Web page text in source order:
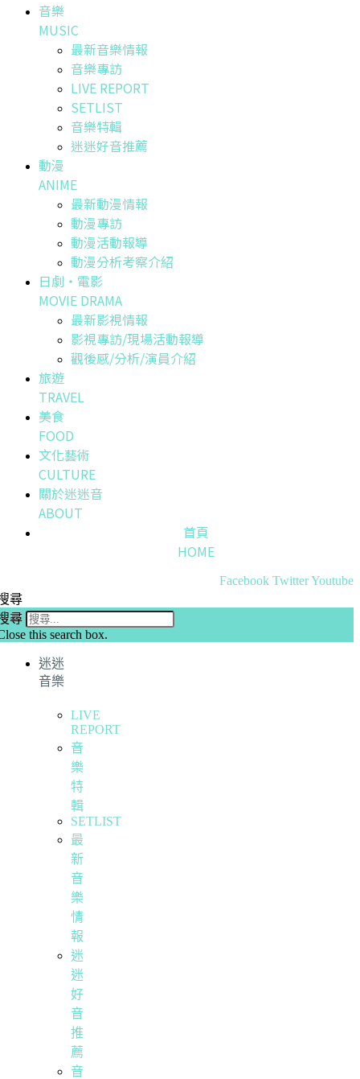
音樂
MUSIC
最新音樂情報
音樂專訪
LIVE REPORT
SETLIST
音樂特輯
迷迷好音推薦
動漫
ANIME
最新動漫情報
動漫專訪
動漫活動報導
動漫分析考察介紹
日劇・電影
MOVIE DRAMA
最新影視情報
影視專訪/現場活動報導
觀後感/分析/演員介紹
旅遊
TRAVEL
美食
FOOD
文化藝術
CULTURE
關於迷迷音
ABOUT
首頁
HOME
Facebook TwitterYoutube
尋
尋
this search box.
迷迷
音樂
LIVE
REPORT
音
樂
特
輯
SETLIST
最
新
音
樂
情
報
迷
迷
好
音
推
薦
音